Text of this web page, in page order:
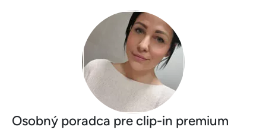
Osobný poradca pre clip-in premium